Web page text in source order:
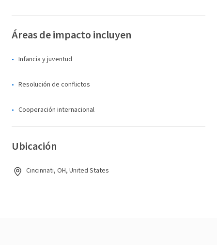
Áreas de impacto incluyen
Infancia y juventud
Resolución de conflictos
Cooperación internacional
Ubicación
Cincinnati, OH, United States